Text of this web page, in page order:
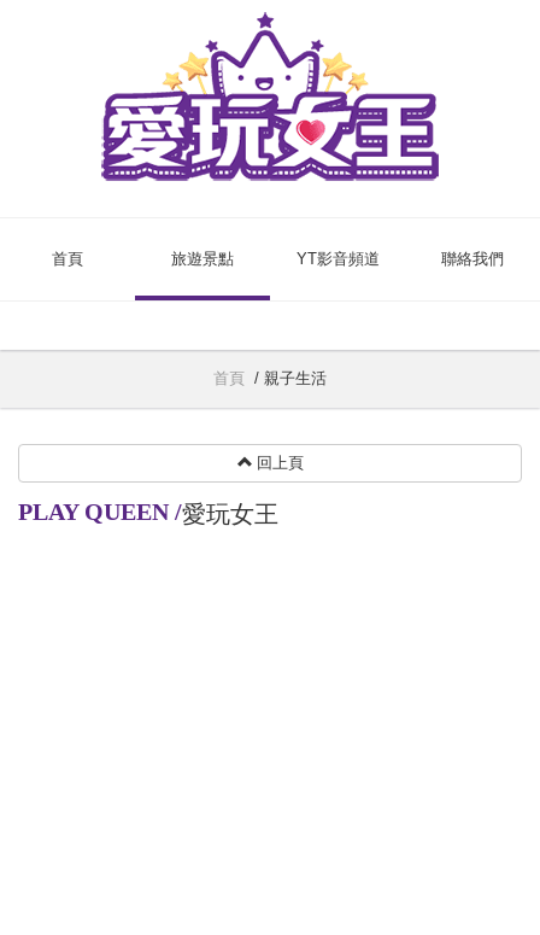
首頁 旅遊景點 YT影音頻道 聯絡我們
首頁 / 親子生活
回上頁
PLAY QUEEN/愛玩女王